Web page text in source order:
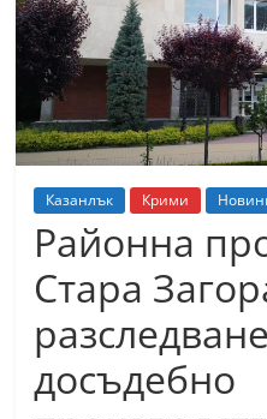
К
з
а
н
ъ
к
и
о
б
Казанлък Крими
Районна
Стара
досъдебно